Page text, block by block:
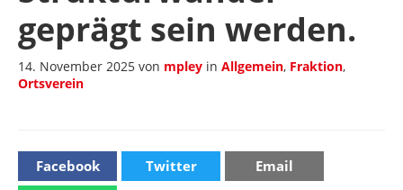
geprägt sein werden.
14. November 2025 von mpley in Allgemein, Fraktion,
Ortsverein
Facebook Twitter
Email